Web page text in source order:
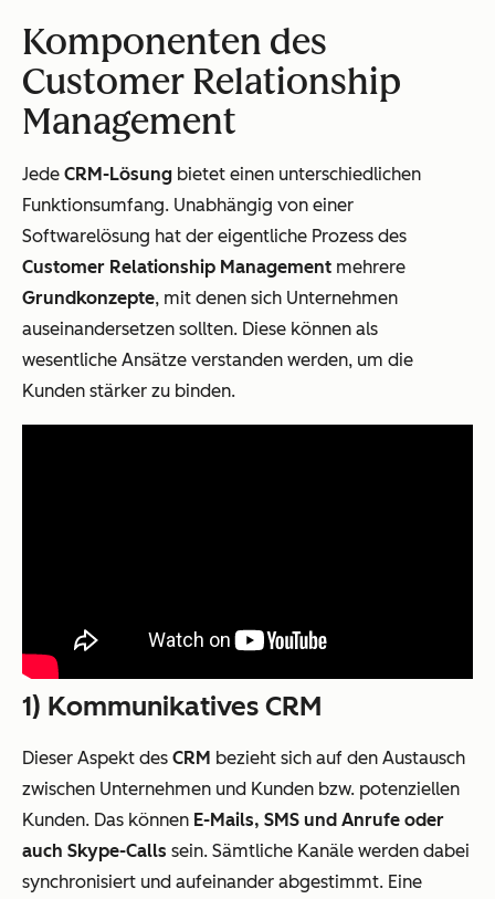
Komponenten des
Customer Relationship
Management
Jede CRM-Lösung bietet einen unterschiedlichen
Funktionsumfang. Unabhängig von einer
Softwarelösung hat der eigentliche Prozess des
Customer Relationship Management mehrere
Grundkonzepte, mit denen sich Unternehmen
auseinandersetzen sollten. Diese können als
wesentliche Ansätze verstanden werden, um die
Kunden stärker zu binden.
1) Kommunikatives CRM
Dieser Aspekt des CRM bezieht sich auf den Austausch
zwischen Unternehmen und Kunden bzw. potenziellen
Kunden. Das können E-Mails, SMS und Anrufe oder
auch Skype-Calls sein. Sämtliche Kanäle werden dabei
synchronisiert und aufeinander abgestimmt. Eine